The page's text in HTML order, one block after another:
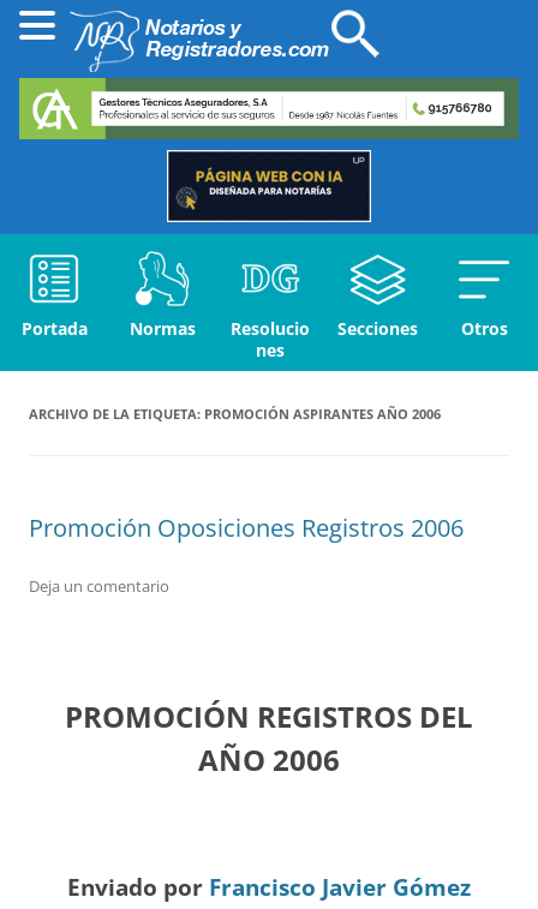
Portada Normas
Resolucio
nes
Secciones Otros
ARCHIVO DE LA ETIQUETA: PROMOCIÓN ASPIRANTES AÑO 2006
Promoción Oposiciones Registros 2006
Deja un comentario
PROMOCIÓN REGISTROS DEL
AÑO 2006
Enviado por Francisco Javier Gómez